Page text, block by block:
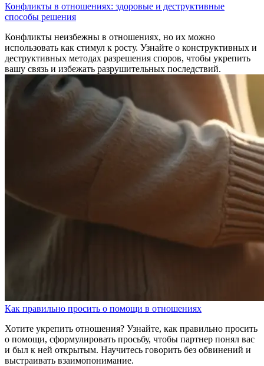
Конфликты в отношениях: здоровые и деструктивные
способы решения
Конфликты неизбежны в отношениях, но их можно
использовать как стимул к росту. Узнайте о конструктивных и
деструктивных методах разрешения споров, чтобы укрепить
вашу связь и избежать разрушительных последствий.
Как правильно просить о помощи в отношениях
Хотите укрепить отношения? Узнайте, как правильно просить
о помощи, сформулировать просьбу, чтобы партнер понял вас
и был к ней открытым. Научитесь говорить без обвинений и
выстраивать взаимопонимание.